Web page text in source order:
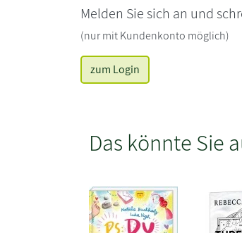
Melden Sie sich an und
(nur mit Kundenkonto möglich)
zum Login
Das könnte Sie